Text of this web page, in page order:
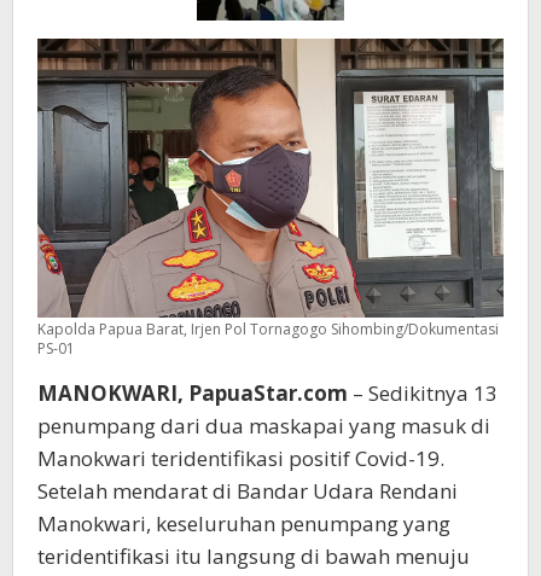
Kapolda Papua Barat, Irjen Pol Tornagogo Sihombing/Dokumentasi
PS-01
MANOKWARI, PapuaStar.com – Sedikitnya 13
penumpang dari dua maskapai yang masuk di
Manokwari teridentifikasi positif Covid-19.
Setelah mendarat di Bandar Udara Rendani
Manokwari, keseluruhan penumpang yang
teridentifikasi itu langsung di bawah menuju